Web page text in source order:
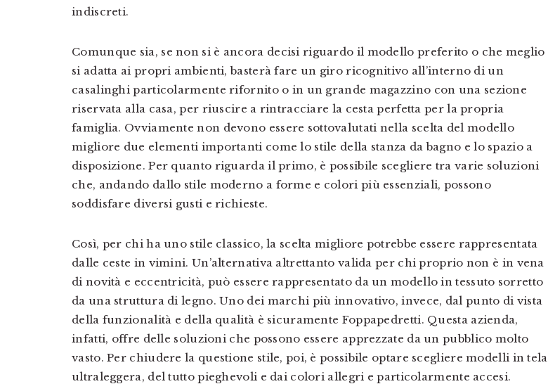
indiscreti.
Comunque sia, se non si è ancora decisi riguardo il modello preferito o che meglio
si adatta ai propri ambienti, basterà fare un giro ricognitivo all’interno di un
casalinghi particolarmente rifornito o in un grande magazzino con una sezione
riservata alla casa, per riuscire a rintracciare la cesta perfetta per la propria
famiglia. Ovviamente non devono essere sottovalutati nella scelta del modello
migliore due elementi importanti come lo stile della stanza da bagno e lo spazio a
disposizione. Per quanto riguarda il primo, è possibile scegliere tra varie soluzioni
che, andando dallo stile moderno a forme e colori più essenziali, possono
soddisfare diversi gusti e richieste.
Così, per chi ha uno stile classico, la scelta migliore potrebbe essere rappresentata
dalle ceste in vimini. Un’alternativa altrettanto valida per chi proprio non è in vena
di novità e eccentricità, può essere rappresentato da un modello in tessuto sorretto
da una struttura di legno. Uno dei marchi più innovativo, invece, dal punto di vista
della funzionalità e della qualità è sicuramente Foppapedretti. Questa azienda,
infatti, offre delle soluzioni che possono essere apprezzate da un pubblico molto
vasto. Per chiudere la questione stile, poi, è possibile optare scegliere modelli in tela
ultraleggera, del tutto pieghevoli e dai colori allegri e particolarmente accesi.